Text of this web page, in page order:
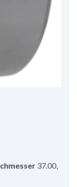
37.00,